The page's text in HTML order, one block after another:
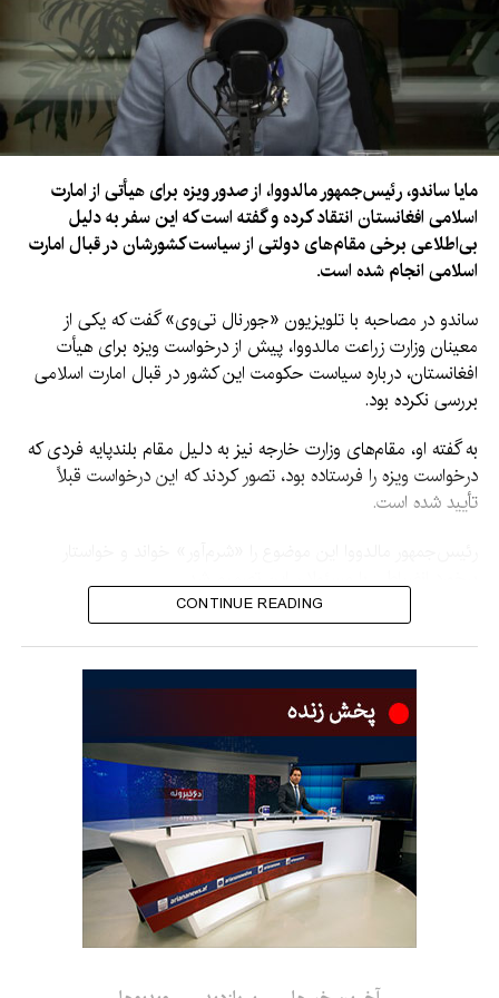
مایا ساندو، رئیس‌جمهور مالدووا، از صدور ویزه برای هیأتی از امارت
اسلامی افغانستان انتقاد کرده و گفته است که این سفر به دلیل
بی‌اطلاعی برخی مقام‌های دولتی از سیاست کشورشان در قبال امارت
اسلامی انجام شده است.
ساندو در مصاحبه با تلویزیون «جورنال تی‌وی» گفت که یکی از
معینان وزارت زراعت مالدووا، پیش از درخواست ویزه برای هیأت
افغانستان، درباره سیاست حکومت این کشور در قبال امارت اسلامی
بررسی نکرده بود.
به گفته او، مقام‌های وزارت خارجه نیز به دلیل مقام بلندپایه فردی که
درخواست ویزه را فرستاده بود، تصور کردند که این درخواست قبلاً
تأیید شده است.
برخورد انضباطی با مسئولان این تصمیم شد.
ساندو گفت: «براساس اطلاعاتی که در اختیار دارم، یکی از معینان
وزارت زراعت بررسی نکرده بود که سیاست جمهوری مالدووا در قبال
رژیم افغانستان چیست. این موضوع عجیب است.»
او افزود که حکومت به وی گفته است با هدف جلوگیری از تکرار
چنین مواردی، با مقام‌های مسئول برخورد انضباطی خواهد شد.
پیش از این، واسیله ساربن، معین وزارت زراعت مالدووا، گفته بود که
سفر هیأت افغانستان پس از درخواست یک شرکت مالدووا انجام
شده است.
به گفته او، این شرکت تولیدکننده محصولات زراعتی است و
محصولات خود را به ازبیکستان صادر می‌کند و می‌خواست بازار
CONTINUE READING